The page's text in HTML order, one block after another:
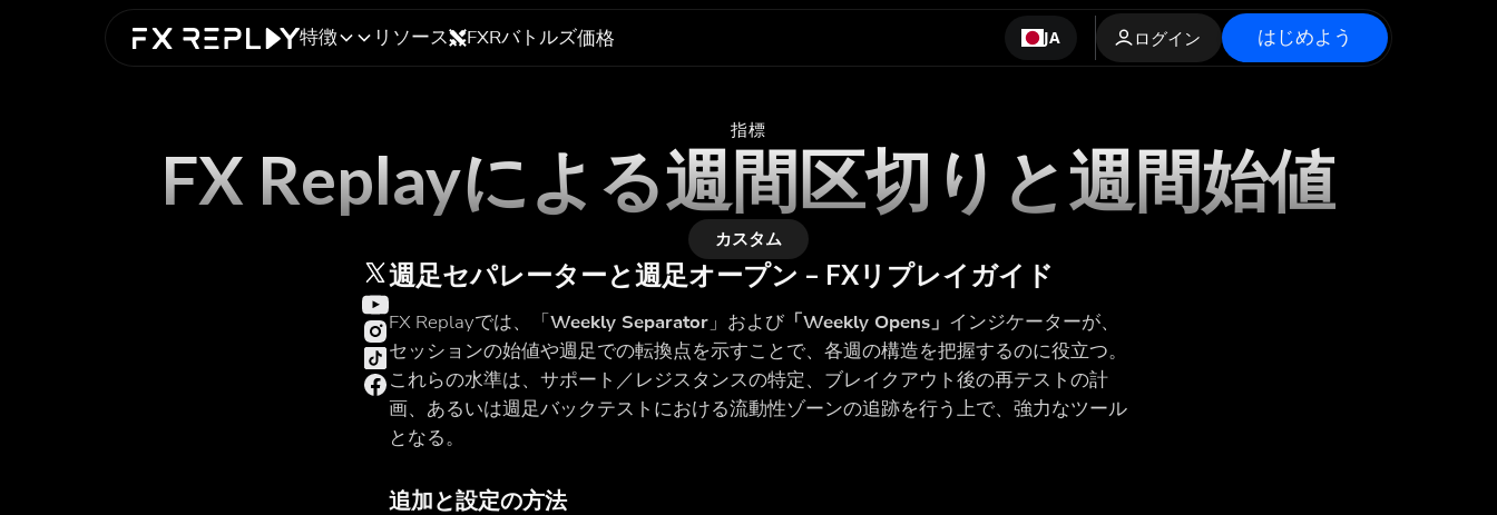
特徴 リソース FXRバトルズ価格 JA ログイン はじめよう
指標
FX Replayによる週間区切りと週間始値
カスタム
週足セパレーターと週足オープン – FXリプレイガイド
FX Replayでは、「Weekly Separator 」および 「Weekly Opens」 インジケーターが、
セッションの始値や週足での転換点を示すことで、各週の構造を把握するのに役立つ。
これらの水準は、サポート／レジスタンスの特定、ブレイクアウト後の再テストの計
画、あるいは週足バックテストにおける流動性ゾーンの追跡を行う上で、強力なツール
となる。
追加と設定の方法